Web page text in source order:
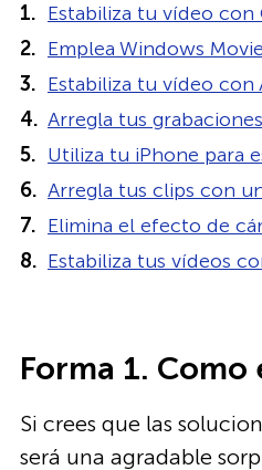
Estabiliza tu vídeo con
Emplea Windows
Estabiliza tu vídeo con
Arregla tus
Utiliza tu iPhone para
Arregla tus clips con
Elimina el efecto de
Estabiliza tus vídeos
Forma 1.
Si crees que las
será una agradable